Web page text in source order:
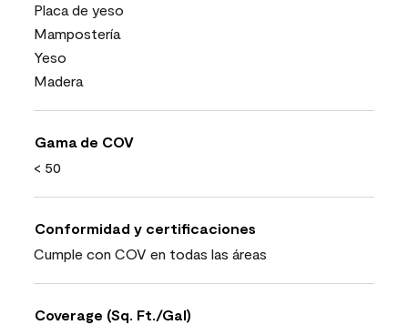
Placa de yeso
Mampostería
Yeso
Madera
Gama de COV
< 50
Conformidad y certificaciones
Cumple con COV en todas las áreas
Coverage (Sq. Ft./Gal)